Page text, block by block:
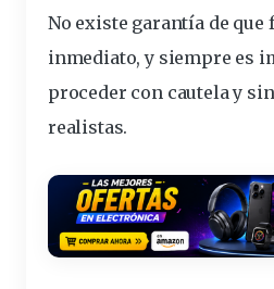
No existe garantía de que
inmediato, y siempre es
proceder con cautela y
realistas.